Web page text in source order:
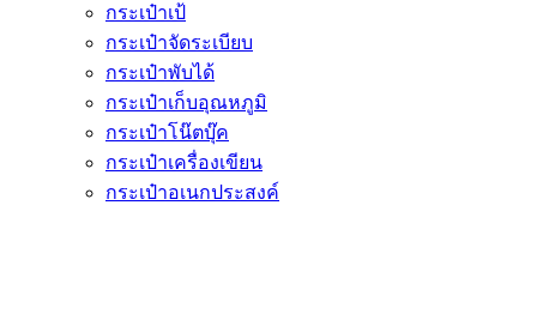
กระเป๋าเป้
กระเป๋าจัดระเบียบ
กระเป๋าพับได้
กระเป๋าเก็บอุณหภูมิ
กระเป๋าโน๊ตบุ๊ค
กระเป๋าเครื่องเขียน
กระเป๋าอเนกประสงค์